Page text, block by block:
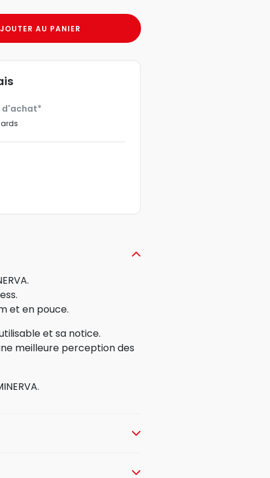
AU PANIER
d'achat*
et en pouce.
et sa notice.
meilleure perception des